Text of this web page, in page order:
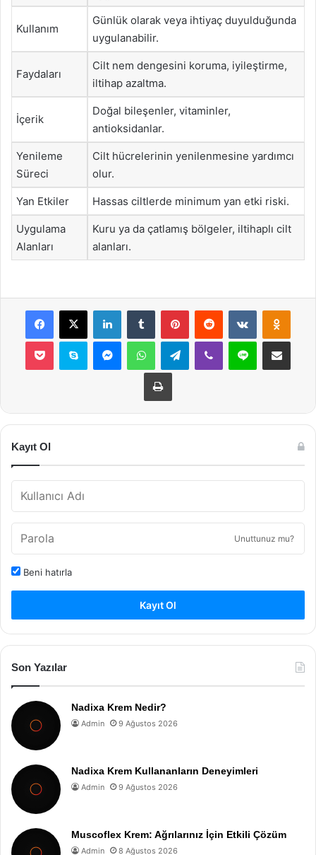
Kullanım
Günlük olarak veya ihtiyaç duyulduğunda
uygulanabilir.
Faydaları
Cilt nem dengesini koruma, iyileştirme,
iltihap azaltma.
İçerik
Doğal bileşenler, vitaminler,
antioksidanlar.
Yenileme
Süreci
Cilt hücrelerinin yenilenmesine yardımcı
olur.
Yan Etkiler Hassas ciltlerde minimum yan etki riski.
Uygulama
Alanları
Kuru ya da çatlamış bölgeler, iltihaplı cilt
alanları.
Facebook
X LinkedInTumblr PinterestReddit VKontakte
Pocket Skype MessengerWhatsAppTelegramViber Line E-Posta ile
Yazdır
Kayıt Ol
Unuttunuz mu?
Beni hatırla
Kayıt Ol
Son Yazılar
Nadixa Krem Nedir?
Admin 9 Ağustos 2026
Nadixa Krem Kullananların Deneyimleri
Admin 9 Ağustos 2026
Muscoflex Krem: Ağrılarınız İçin Etkili Çözüm
Admin 8 Ağustos 2026